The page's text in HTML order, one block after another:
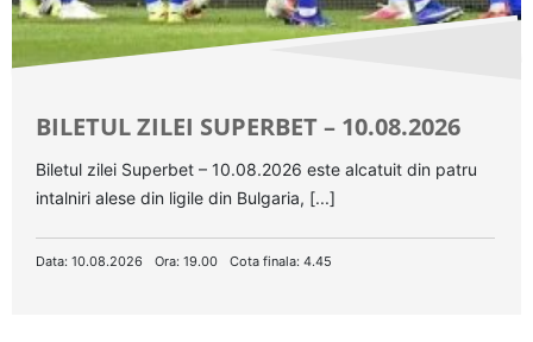
BILETUL ZILEI SUPERBET – 10.08.2026
Biletul zilei Superbet – 10.08.2026 este alcatuit din patru
intalniri alese din ligile din Bulgaria, [...]
Data: 10.08.2026 Ora: 19.00 Cota finala: 4.45